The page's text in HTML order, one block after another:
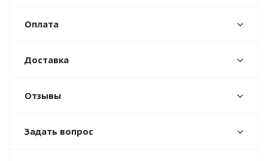
Оплата
Доставка
Отзывы
Задать вопрос